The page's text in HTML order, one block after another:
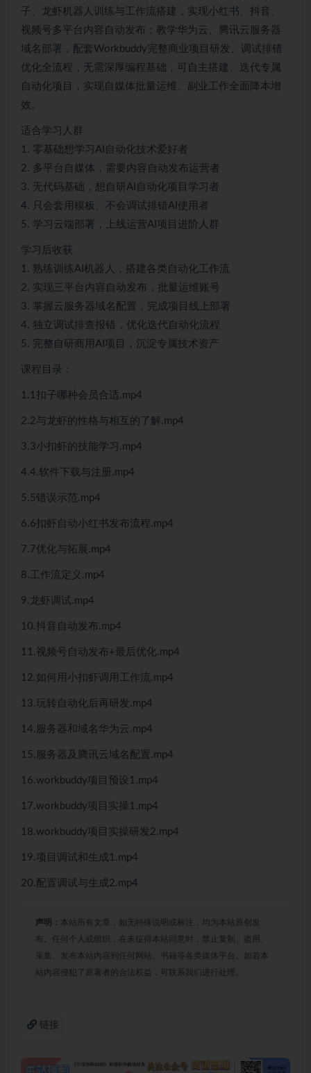
子、龙虾机器人训练与工作流搭建，实现小红书、抖音、
视频号多平台内容自动发布；教学华为云、腾讯云服务器
域名部署，配套Workbuddy完整商业项目研发、调试排错
优化全流程，无需深厚编程基础，可自主搭建、迭代专属
自动化项目，实现自媒体批量运维、副业工作全面降本增
效。
适合学习人群
1. 零基础想学习AI自动化技术爱好者
2. 多平台自媒体，需要内容自动发布运营者
3. 无代码基础，想自研AI自动化项目学习者
4. 只会套用模板、不会调试排错AI使用者
5. 学习云端部署，上线运营AI项目进阶人群
学习后收获
1. 熟练训练AI机器人，搭建各类自动化工作流
2. 实现三平台内容自动发布，批量运维账号
3. 掌握云服务器域名配置，完成项目线上部署
4. 独立调试排查报错，优化迭代自动化流程
5. 完整自研商用AI项目，沉淀专属技术资产
课程目录：
1.1扣子哪种会员合适.mp4
2.2与龙虾的性格与相互的了解.mp4
3.3小扣虾的技能学习.mp4
4.4.软件下载与注册.mp4
5.5错误示范.mp4
6.6扣虾自动小红书发布流程.mp4
7.7优化与拓展.mp4
8.工作流定义.mp4
9.龙虾调试.mp4
10.抖音自动发布.mp4
11.视频号自动发布+最后优化.mp4
12.如何用小扣虾调用工作流.mp4
13.玩转自动化后再研发.mp4
14.服务器和域名华为云.mp4
15.服务器及腾讯云域名配置.mp4
16.workbuddy项目预设1.mp4
17.workbuddy项目实操1.mp4
18.workbuddy项目实操研发2.mp4
19.项目调试和生成1.mp4
20.配置调试与生成2.mp4
声明： 本站所有文章，如无特殊说明或标注，均为本站原创发
布。任何个人或组织，在未征得本站同意时，禁止复制、盗用、
采集、发布本站内容到任何网站、书籍等各类媒体平台。如若本
站内容侵犯了原著者的合法权益，可联系我们进行处理。
链接